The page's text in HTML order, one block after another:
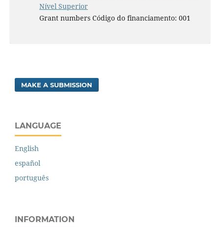
Nível Superior
Grant numbers Código do financiamento: 001
MAKE A SUBMISSION
LANGUAGE
English
español
português
INFORMATION